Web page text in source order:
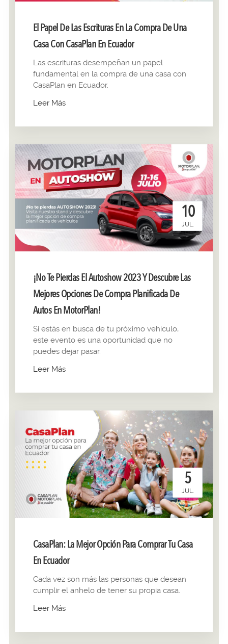
El Papel De Las Escrituras En La Compra De Una
Casa Con CasaPlan En Ecuador
Las escrituras desempeñan un papel
fundamental en la compra de una casa con
CasaPlan en Ecuador.
Leer Más
10
JUL.
¡No Te Pierdas El Autoshow 2023 Y Descubre Las
Mejores Opciones De Compra Planificada De
Autos En MotorPlan!
Si estás en busca de tu próximo vehículo,
este evento es una oportunidad que no
puedes dejar pasar.
Leer Más
5
JUL.
CasaPlan: La Mejor Opción Para Comprar Tu Casa
En Ecuador
Cada vez son más las personas que desean
cumplir el anhelo de tener su propia casa.
Leer Más